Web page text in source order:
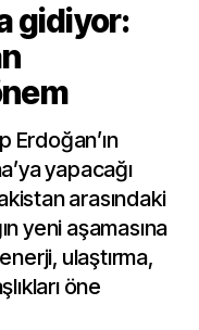
gidiyor:
Erdoğan’ın
yapacağı
arasındaki
yeni aşamasına
ulaştırma,
öne